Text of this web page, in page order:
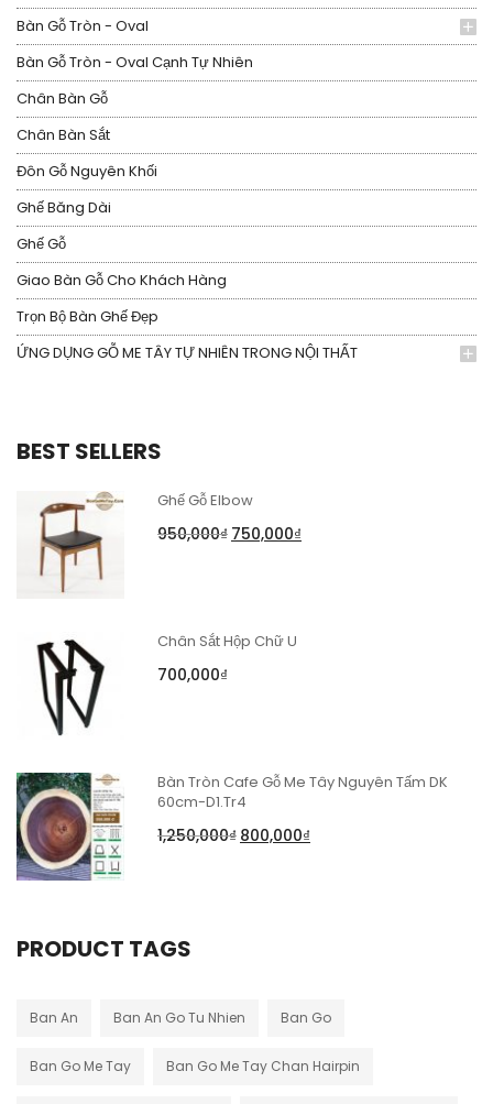
Bàn Gỗ Tròn - Oval
Bàn Gỗ Tròn - Oval Cạnh Tự Nhiên
Chân Bàn Gỗ
Chân Bàn Sắt
Đôn Gỗ Nguyên Khối
Ghế Băng Dài
Ghế Gỗ
Giao Bàn Gỗ Cho Khách Hàng
Trọn Bộ Bàn Ghế Đẹp
ỨNG DỤNG GỖ ME TÂY TỰ NHIÊN TRONG NỘI THẤT
BEST SELLERS
Ghế Gỗ Elbow
950,000₫ 750,000₫
Chân Sắt Hộp Chữ U
700,000₫
Bàn Tròn Cafe Gỗ Me Tây Nguyên Tấm DK
60cm-D1.Tr4
1,250,000₫ 800,000₫
PRODUCT TAGS
Ban An Ban An Go Tu Nhien Ban Go
Ban Go Me Tay Ban Go Me Tay Chan Hairpin